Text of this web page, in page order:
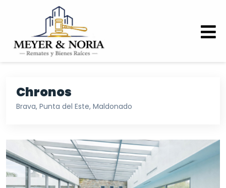
Chronos
Brava, Punta del Este, Maldonado